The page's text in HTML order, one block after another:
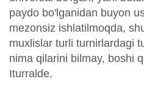
paydo bo'lganidan buyon
mezonsiz ishlatilmoqda,
muxlislar turli turnirlardagi
nima qilarini bilmay, boshi
Iturralde.